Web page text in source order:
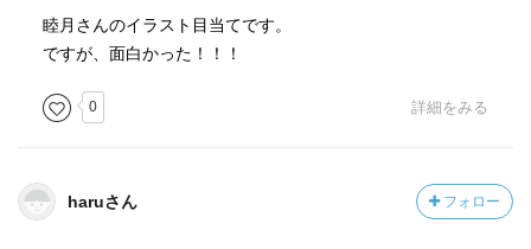
睦月さんのイラスト目当てです。
ですが、面白かった！！！
0 詳細をみる
haruさん フォロー